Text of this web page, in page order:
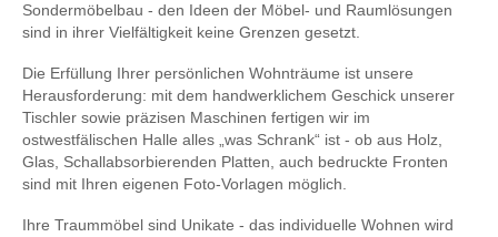
Sondermöbelbau - den Ideen der Möbel- und Raumlösungen
sind in ihrer Vielfältigkeit keine Grenzen gesetzt.
Die Erfüllung Ihrer persönlichen Wohnträume ist unsere
Herausforderung: mit dem handwerklichem Geschick unserer
Tischler sowie präzisen Maschinen fertigen wir im
ostwestfälischen Halle alles „was Schrank“ ist - ob aus Holz,
Glas, Schallabsorbierenden Platten, auch bedruckte Fronten
sind mit Ihren eigenen Foto-Vorlagen möglich.
Ihre Traummöbel sind Unikate - das individuelle Wohnen wird